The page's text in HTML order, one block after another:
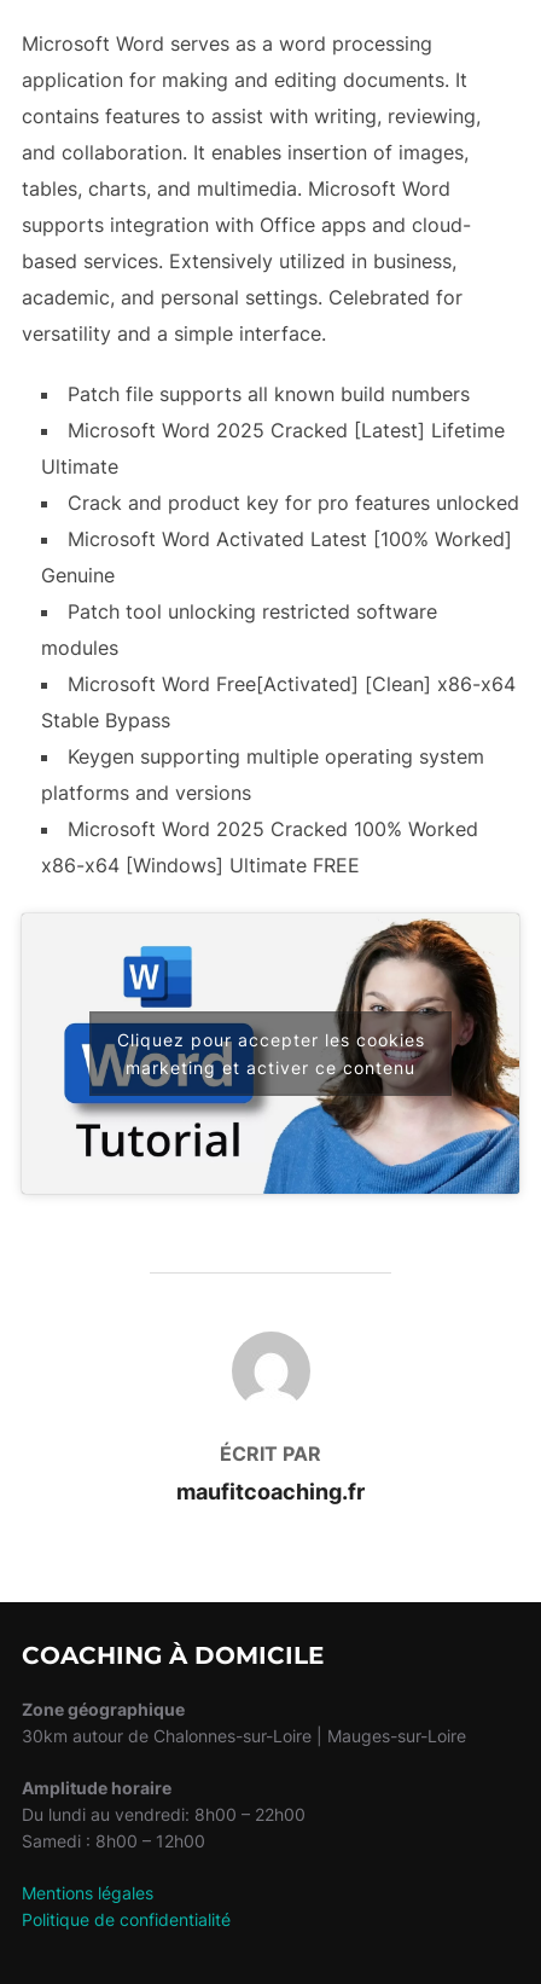
Microsoft Word serves as a word processing
application for making and editing documents. It
contains features to assist with writing, reviewing,
and collaboration. It enables insertion of images,
tables, charts, and multimedia. Microsoft Word
supports integration with Office apps and cloud-
based services. Extensively utilized in business,
academic, and personal settings. Celebrated for
versatility and a simple interface.
Patch file supports all known build numbers
Microsoft Word 2025 Cracked [Latest] Lifetime
Ultimate
Crack and product key for pro features unlocked
Microsoft Word Activated Latest [100% Worked]
Genuine
Patch tool unlocking restricted software
modules
Microsoft Word Free[Activated] [Clean] x86-x64
Stable Bypass
Keygen supporting multiple operating system
platforms and versions
Microsoft Word 2025 Cracked 100% Worked
x86-x64 [Windows] Ultimate FREE
Cliquez pour accepter les cookies
marketing et activer ce contenu
AUTEUR DE LA PUBLICATION
ÉCRIT PAR
maufitcoaching.fr
COACHING À DOMICILE
Zone géographique
30km autour de Chalonnes-sur-Loire | Mauges-sur-Loire
Amplitude horaire
Du lundi au vendredi: 8h00 – 22h00
Samedi : 8h00 – 12h00
Mentions légales
Politique de confidentialité